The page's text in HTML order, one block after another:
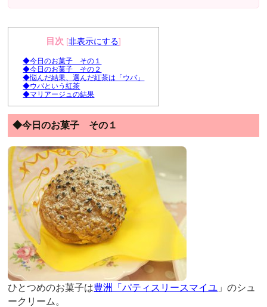
目次 [非表示にする]
◆今日のお菓子 その１
◆今日のお菓子 その２
◆悩んだ結果、選んだ紅茶は「ウバ」
◆ウバという紅茶
◆マリアージュの結果
◆今日のお菓子 その１
ひとつめのお菓子は豊洲「パティスリースマイユ 」のシュ
ークリーム。